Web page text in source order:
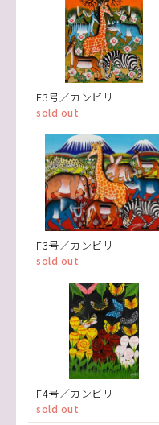
F3号／カンビリ
sold out
F3号／カンビリ
sold out
F4号／カンビリ
sold out